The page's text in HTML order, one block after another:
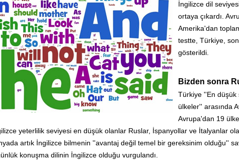
İngilizce dil
ortaya çıkardı.
Amerika'dan
testte, Türkiye,
gösterildi.
Bizden sonra
Türkiye ''En düşük
ülkeler'' arasında
Avrupa'dan 19
yeterlilik seviyesi en düşük olanlar Ruslar, İspanyollar ve İtalyanlar
artık İngilizce bilmenin ''avantaj değil temel bir gereksinim olduğu''
konuşma dilinin İngilizce olduğu vurgulandı.